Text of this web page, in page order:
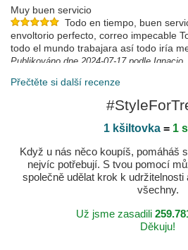
Muy buen servicio
Todo en tiempo, buen
envoltorio perfecto, correo impecable
todo el mundo trabajara así todo iría
Publikováno dne 2024-07-17 podle Ignacio
Molto soddisfatto del
Přečtěte si další recenze
1 kšiltovka= 1
Když u nás něco koupíš, pomáháš
nejvíc potřebují. S tvou pomocí
společně udělat krok k
všechny.
Už jsme zasadili
Děkuju!